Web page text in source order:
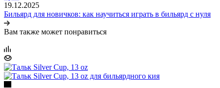
19.12.2025
Бильярд для новичков: как научиться играть в бильярд с нуля
Вам также может понравиться